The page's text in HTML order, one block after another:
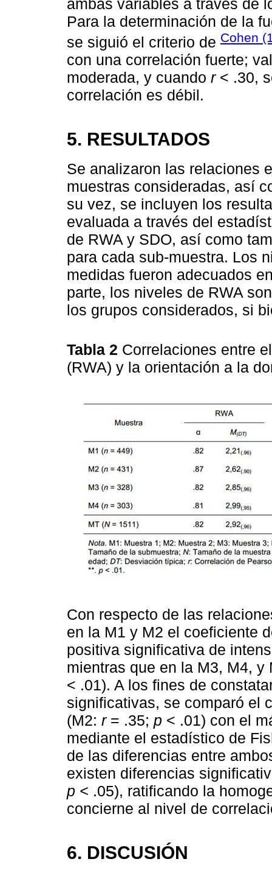
ambas variables a través de
Para la determinación de la
se siguió el criterio de Cohen
con una correlación fuerte;
moderada, y cuando r< .30,
correlación es débil.
5. RESULTADOS
Se analizaron las relaciones
muestras consideradas, así
su vez, se incluyen los
evaluada a través del
de RWA y SDO, así como
para cada sub-muestra. Los
medidas fueron adecuados
parte, los niveles de RWA
los grupos considerados, si
Tabla 2 Correlaciones entre
(RWA) y la orientación a la
Con respecto de las
en la M1 y M2 el coeficiente
positiva significativa de
mientras que en la M3, M4,
< .01). A los fines de
significativas, se comparó el
(M2: r= .35; p < .01) con el
mediante el estadístico de
de las diferencias entre
existen diferencias
p < .05), ratificando la
concierne al nivel de
6. DISCUSIÓN